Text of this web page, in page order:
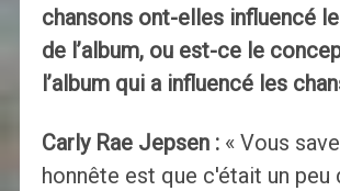
chansons ont-elles influencé
de l’album, ou est-ce le
l’album qui a influencé les
Carly Rae Jepsen :« Vous
honnête est que c'était un peu